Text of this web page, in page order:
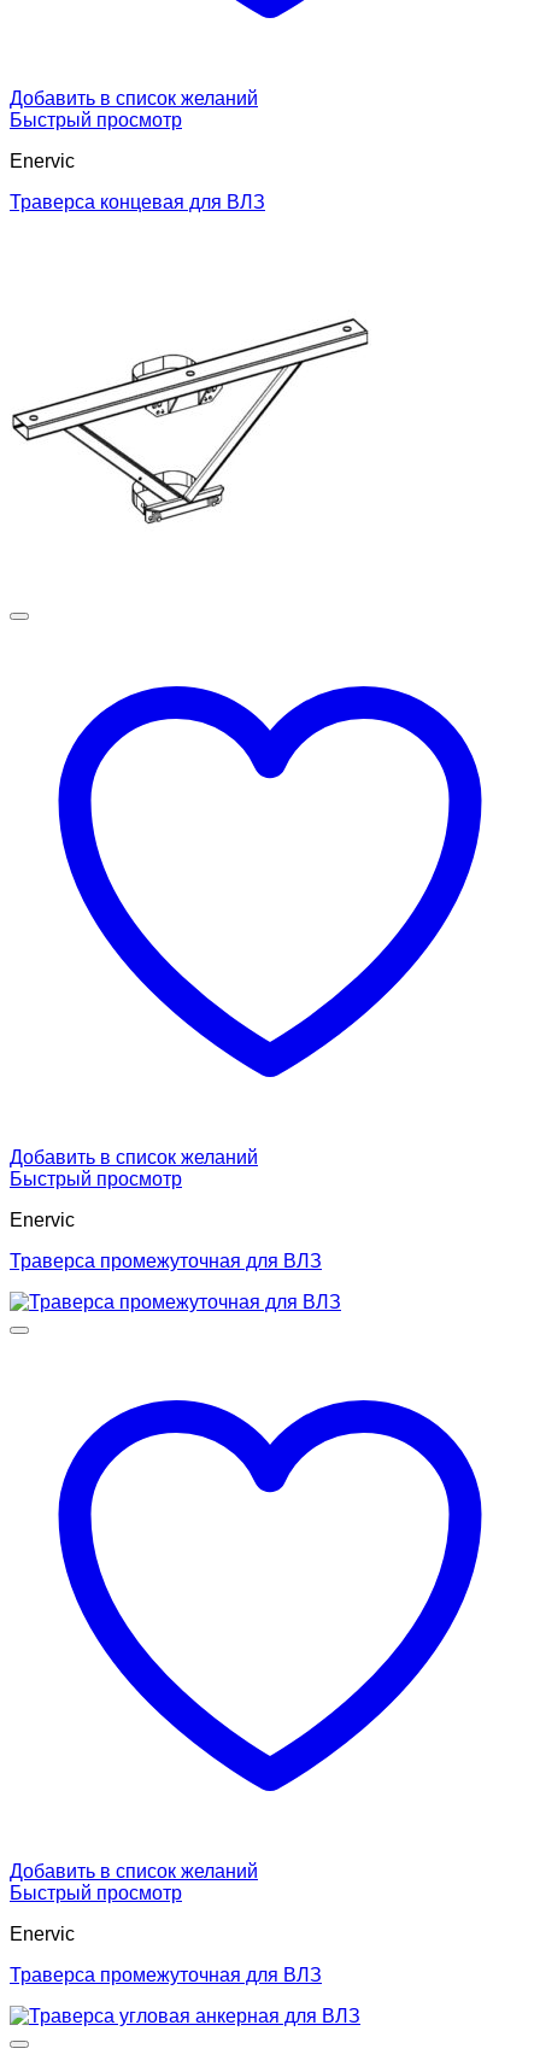
Добавить в список желаний
Быстрый просмотр
Enervic
Траверса концевая для ВЛЗ
Добавить в список желаний
Быстрый просмотр
Enervic
Траверса промежуточная для ВЛЗ
Добавить в список желаний
Быстрый просмотр
Enervic
Траверса промежуточная для ВЛЗ